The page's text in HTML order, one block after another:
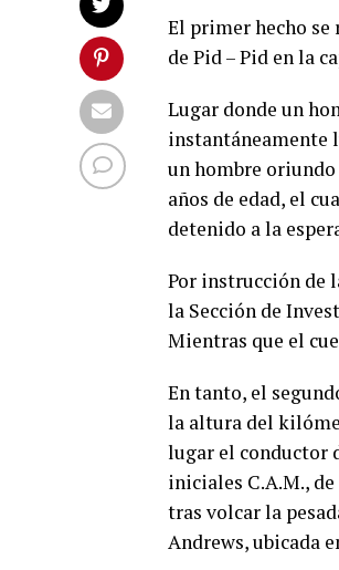
El primer hecho se
de Pid – Pid en la
Lugar donde un
instantáneamente
un hombre oriundo
años de edad, el
detenido a la
Por instrucción de
la Sección de
Mientras que el
En tanto, el
la altura del
lugar el conductor
iniciales C.A.M.,
tras volcar la
Andrews, ubicada